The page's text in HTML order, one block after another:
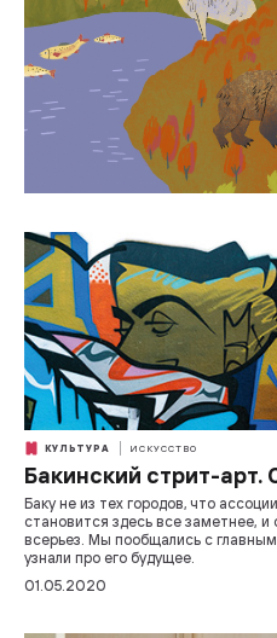
КУЛЬТУРА ИСКУССТВО
Бакинский стрит-арт.
Баку не из тех городов, что
становится здесь все заметнее,
всерьез. Мы пообщались с
узнали про его будущее.
01.05.2020